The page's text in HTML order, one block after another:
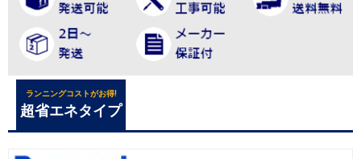
ランニングコストがお得!
超省エネタイプ